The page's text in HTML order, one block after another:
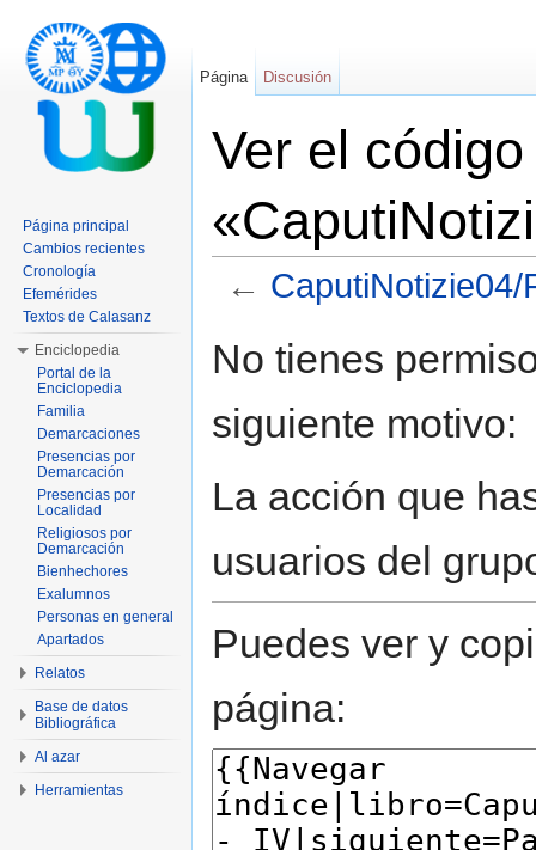
Ver el
← CaputiNotizie04/
No tienes
siguiente motivo:
La acción que
usuarios del
Puedes ver y
página:
Página Discusión
Página principal
Cambios recientes
Cronología
Efemérides
Textos de Calasanz
Enciclopedia
Portal de la
Enciclopedia
Familia
Demarcaciones
Presencias por
Demarcación
Presencias por
Localidad
Religiosos por
Demarcación
Bienhechores
Exalumnos
Personas en general
Apartados
Relatos
Base de datos
Bibliográfica
Al azar
Herramientas